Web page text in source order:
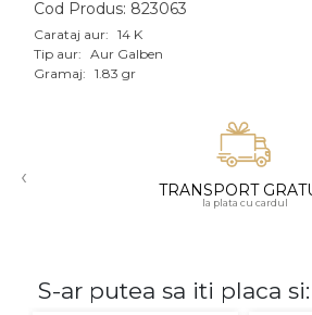
Aur roz
Aur mixt
18K
Cod Produs: 823063
Carataj aur: 14 K
Tip aur: Aur Galben
Gramaj: 1.83 gr
‹ TRANSPORT
la plata cu cardul
S-ar putea sa iti placa si: